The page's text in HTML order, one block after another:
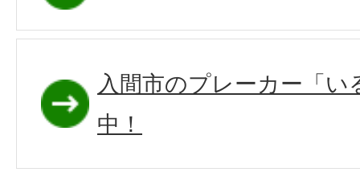
入間市のプレーカー「い
中！